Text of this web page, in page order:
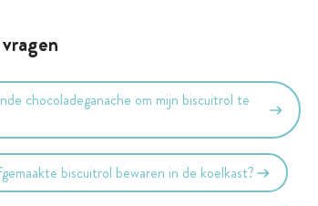
chocoladeganache om mijn biscuitrol te
biscuitrol bewaren in de koelkast?